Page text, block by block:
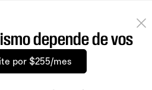
depende de vos
por $255/mes